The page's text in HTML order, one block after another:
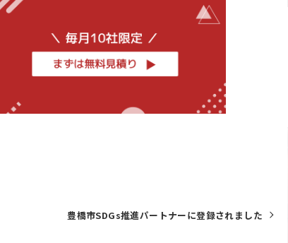
豊橋市SDGs推進パートナーに登録されました